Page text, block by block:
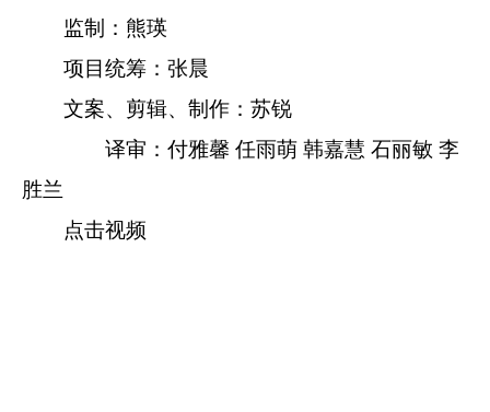
监制：熊瑛
项目统筹：张晨
文案、剪辑、制作：苏锐
译审：付雅馨 任雨萌 韩嘉慧 石丽敏 李
胜兰
点击视频